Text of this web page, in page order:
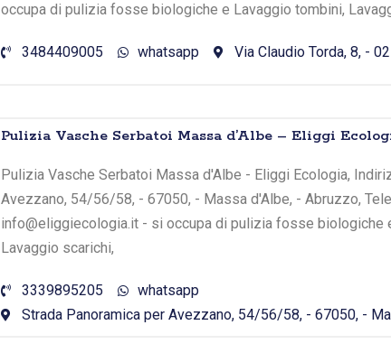
occupa di pulizia fosse biologiche e Lavaggio tombini,
3484409005 whatsapp Via Claudio Torda, 8, -
Pulizia Vasche Serbatoi Massa d’Albe – Eliggi
Pulizia Vasche Serbatoi Massa d'Albe - Eliggi Ecologia,
Avezzano, 54/56/58, - 67050, - Massa d'Albe, - Abruzzo,
info@eliggiecologia.it - si occupa di pulizia fosse biologiche
Lavaggio scarichi,
3339895205
whatsapp
Strada Panoramica per Avezzano, 54/56/58, - 67050, -